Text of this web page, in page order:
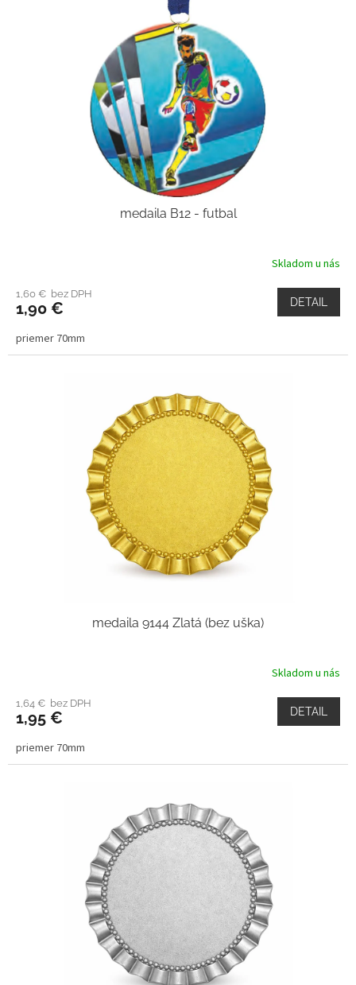
medaila B12 - futbal
Skladom u nás
1,60 € bez DPH
1,90 € DETAIL
priemer 70mm
medaila 9144 Zlatá (bez uška)
Skladom u nás
1,64 € bez DPH
1,95 € DETAIL
priemer 70mm